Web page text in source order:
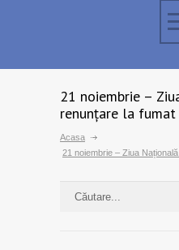
21 noiembrie –
renunțare la fumat
Acasa
21 noiembrie – Ziua